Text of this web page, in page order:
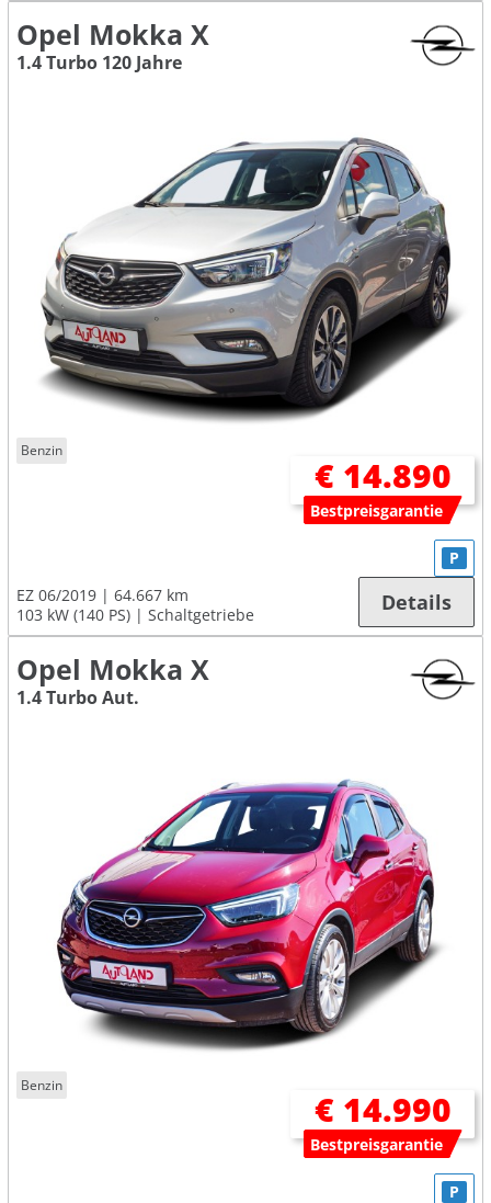
Opel Mokka X
1.4 Turbo 120 Jahre
Benzin
€ 14.890
Bestpreisgarantie
EZ 06/2019
64.667 km
103 kW (140 PS)
Schaltgetriebe
P
Details
Opel Mokka X
1.4 Turbo Aut.
Benzin
€ 14.990
Bestpreisgarantie
P